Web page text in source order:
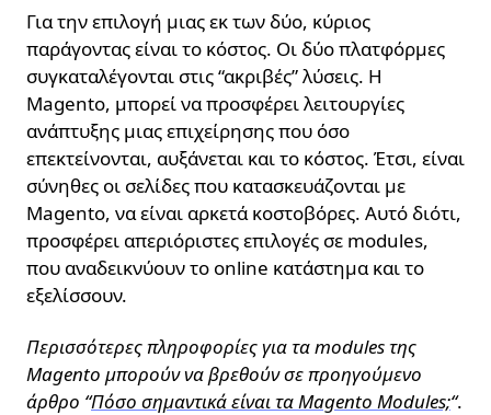
Για την επιλογή μιας εκ των δύο, κύριος
παράγοντας είναι το κόστος. Οι δύο πλατφόρμες
συγκαταλέγονται στις “ακριβές” λύσεις. Η
Magento, μπορεί να προσφέρει λειτουργίες
ανάπτυξης μιας επιχείρησης που όσο
επεκτείνονται, αυξάνεται και το κόστος. Έτσι, είναι
σύνηθες οι σελίδες που κατασκευάζονται με
Magento, να είναι αρκετά κοστοβόρες. Αυτό διότι,
προσφέρει απεριόριστες επιλογές σε modules,
που αναδεικνύουν το online κατάστημα και το
εξελίσσουν.
Περισσότερες πληροφορίες για τα modules της
Magento μπορούν να βρεθούν σε προηγούμενο
άρθρο “Πόσο σημαντικά είναι τα Magento Modules;“.